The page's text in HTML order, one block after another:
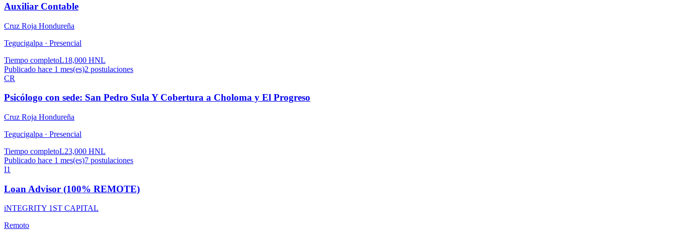
Auxiliar Contable
Cruz Roja Hondureña
Tegucigalpa · Presencial
Tiempo completoL18,000 HNL
Publicado hace 1 mes(es)2 postulaciones
CR
Psicólogo con sede: San Pedro Sula Y Cobertura a Choloma y El Progreso
Cruz Roja Hondureña
Tegucigalpa · Presencial
Tiempo completoL23,000 HNL
Publicado hace 1 mes(es)7 postulaciones
I1
Loan Advisor (100% REMOTE)
iNTEGRITY 1ST CAPITAL
Remoto